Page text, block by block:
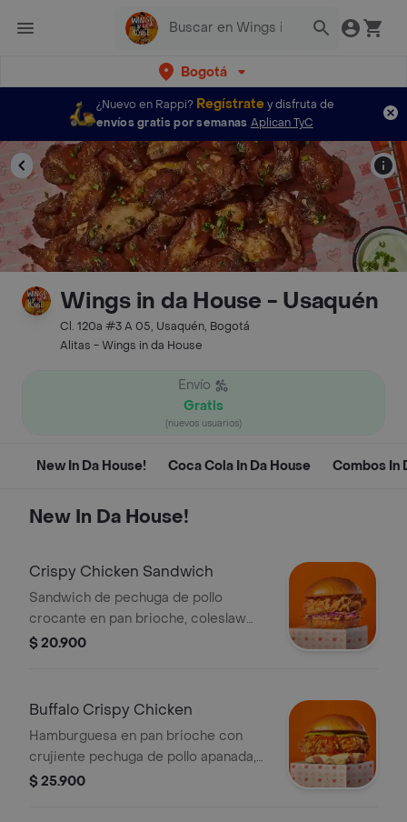
Bogotá
¿Nuevo en Rappi? Regístratey disfruta de
envíos gratis por semanas Aplican TyC
Wings in da House - Usaquén
Cl. 120a #3 A 05, Usaquén, Bogotá
Alitas - Wings in da House
Envío
Gratis
(nuevos usuarios)
New In Da House! Coca Cola In Da House Combos In
New In Da House!
Crispy Chicken Sandwich
Sandwich de pechuga de pollo
crocante en pan brioche, coleslaw
(mezcla de repollo morado, zanahoria
$ 20.900
Buffalo Crispy Chicken
Hamburguesa en pan brioche con
crujiente pechuga de pollo apanada,
queso doble crema, salsa buffalo y
$ 25.900